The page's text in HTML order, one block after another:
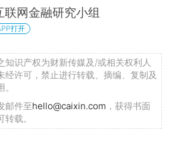
网金融研究小组
打开
知识产权为财新传媒及/或相关权利人
经许可，禁止进行转载、摘编、复制及
邮件至hello@caixin.com ，获得书面
载。